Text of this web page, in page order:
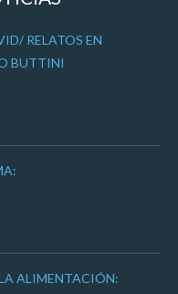
RELATOS EN
BUTTINI
ALIMENTACIÓN: